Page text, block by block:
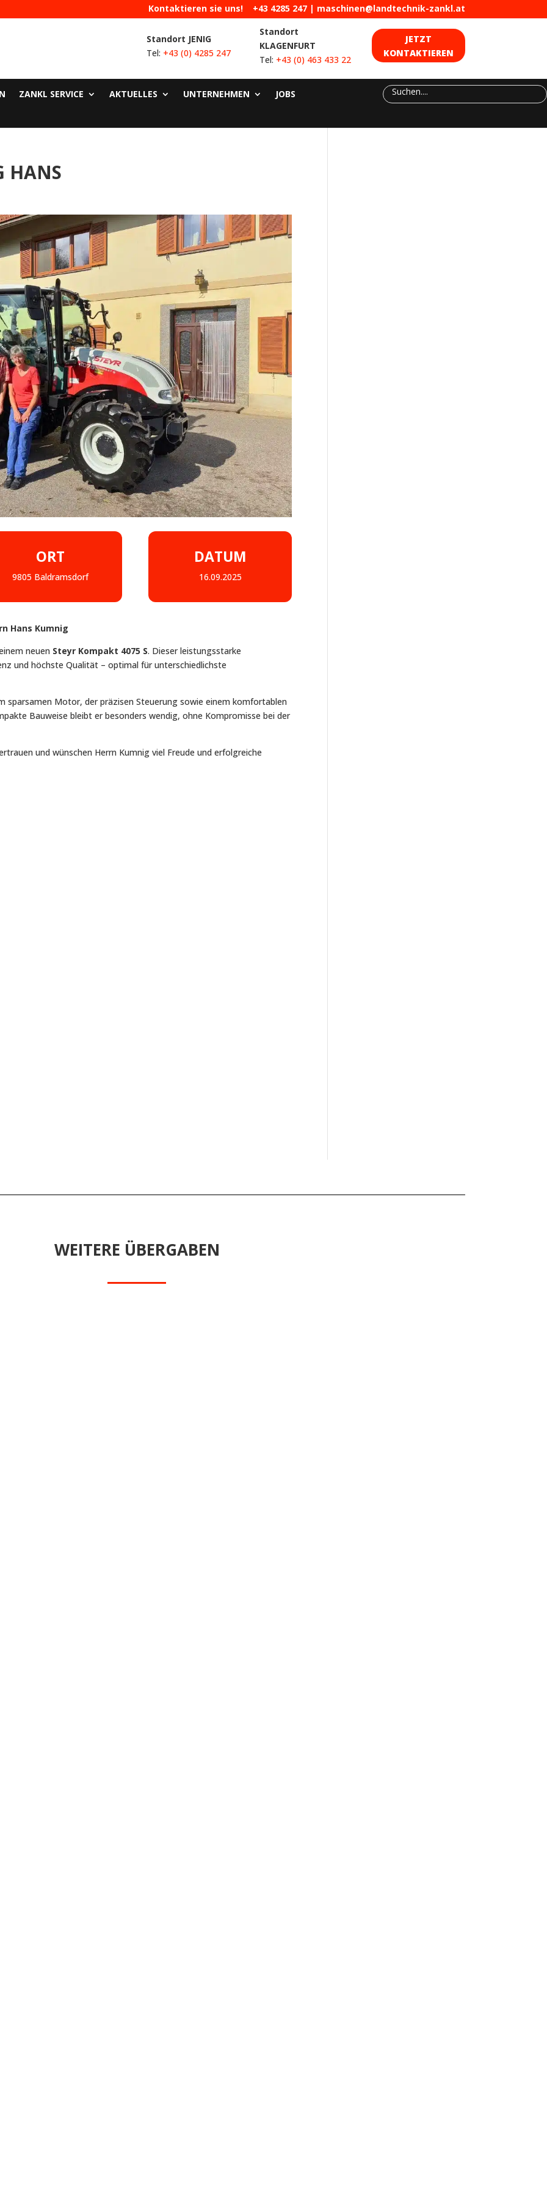
Kontaktieren sie uns! +43 4285 247| maschinen@landtechnik-zankl.at
Standort JENIG
Tel: +43 (0) 4285 247
Standort
KLAGENFURT
Tel: +43 (0) 463 433 22
JETZT
KONTAKTIEREN
ZANKL SERVICE AKTUELLES UNTERNEHMEN
JOBS
HANS
ORT
9805 Baldramsdorf
DATUM
16.09.2025
Hans Kumnig
neuen Steyr Kompakt 4075 S. Dieser leistungsstarke
und höchste Qualität – optimal für unterschiedlichste
sparsamen Motor, der präzisen Steuerung sowie einem komfortablen
Bauweise bleibt er besonders wendig, ohne Kompromisse bei der
und wünschen Herrn Kumnig viel Freude und erfolgreiche
WEITERE ÜBERGABEN